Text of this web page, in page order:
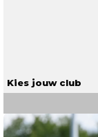
Kies jouw club